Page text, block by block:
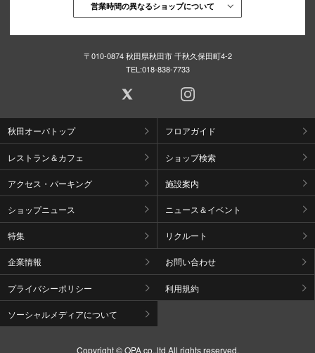
営業時間の異なるショップについて
〒010-0874 秋田県秋田市 千秋久保田町4-2
TEL:018-838-7733
秋田オーパトップ フロアガイド
レストラン＆カフェ ショップ検索
アクセス・パーキング 施設案内
ショップニュース ニュース＆イベント
特集 リクルート
企業情報 お問い合わせ
プライバシーポリシー 利用規約
ソーシャルメディアについて
Copyright © OPA co.,ltd All rights reserved.